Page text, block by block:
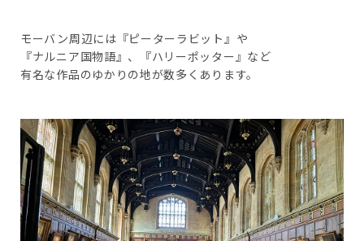
モーバン周辺には『ピーターラビット』や
『ナルニア国物語』、『ハリーポッター』など
有名な作品のゆかりの地が数多くあります。